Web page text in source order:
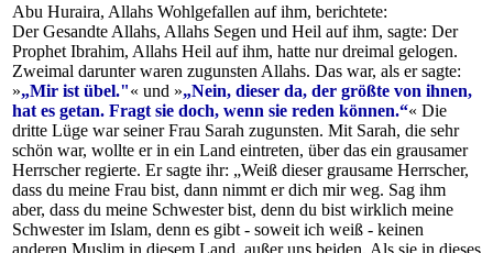
Abu Huraira, Allahs Wohlgefallen auf ihm, berichtete:
Der Gesandte Allahs, Allahs Segen und Heil auf ihm, sagte: Der
Prophet Ibrahim, Allahs Heil auf ihm, hatte nur dreimal gelogen.
Zweimal darunter waren zugunsten Allahs. Das war, als er sagte:
»„Mir ist übel."« und »„Nein, dieser da, der größte von ihnen,
hat es getan. Fragt sie doch, wenn sie reden können.“« Die
dritte Lüge war seiner Frau Sarah zugunsten. Mit Sarah, die sehr
schön war, wollte er in ein Land eintreten, über das ein grausamer
Herrscher regierte. Er sagte ihr: „Weiß dieser grausame Herrscher,
dass du meine Frau bist, dann nimmt er dich mir weg. Sag ihm
aber, dass du meine Schwester bist, denn du bist wirklich meine
Schwester im Islam, denn es gibt - soweit ich weiß - keinen
anderen Muslim in diesem Land, außer uns beiden. Als sie in dieses